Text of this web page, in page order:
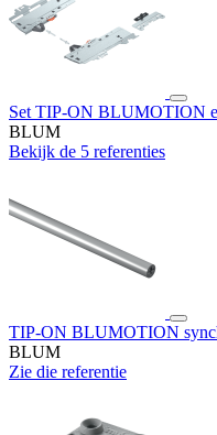
Set TIP-ON BLUMOTION
BLUM
Bekijk de 5 referenties
TIP-ON BLUMOTION
BLUM
Zie die referentie